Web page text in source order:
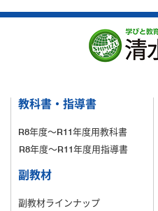
教科書・指導書
R8年度～R11年度用教科書
R8年度～R11年度用指導書
副教材
副教材ラインナップ